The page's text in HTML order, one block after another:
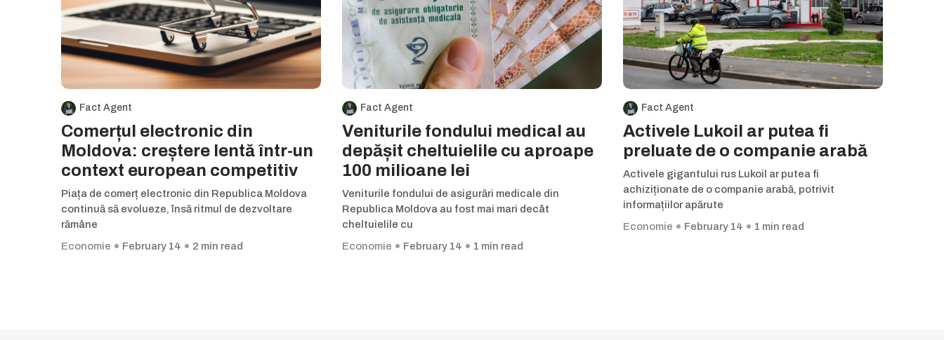
Fact Agent
Comerțul electronic din
Moldova: creștere lentă într-un
context european competitiv
Piața de comerț electronic din Republica Moldova
continuă să evolueze, însă ritmul de dezvoltare
rămâne
Economie
February 14 2 min read
Fact Agent
Veniturile fondului medical au
depășit cheltuielile cu aproape
100 milioane lei
Veniturile fondului de asigurări medicale din
Republica Moldova au fost mai mari decât
cheltuielile cu
Economie
February 14 1 min read
Fact Agent
Activele Lukoil ar putea fi
preluate de o companie arabă
Activele gigantului rus Lukoil ar putea fi
achiziționate de o companie arabă, potrivit
informațiilor apărute
Economie
February 14 1 min read